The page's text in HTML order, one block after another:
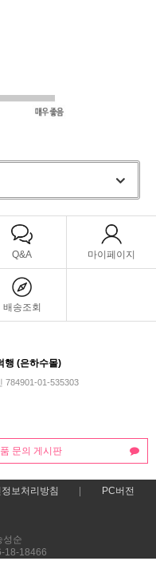
Q&A 마이페이지
배송조회
행 (은하수몰)
784901-01-535303
문의 게시판
정보처리방침 PC버전
성순
18-18466